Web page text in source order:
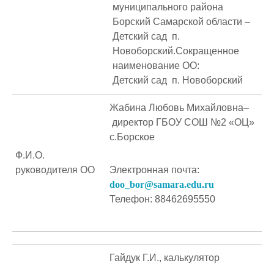
муниципального района
Борский Самарской области –
Детский сад п.
Новоборский.Сокращенное
наименование ОО:
Детский сад п. Новоборский
Ф.И.О.
руководителя ОО
Жабина Любовь Михайловна–
директор ГБОУ СОШ №2 «ОЦ»
с.Борское
Электронная почта:
doo_bor@samara.edu.ru
Телефон: 88462695550
Гайдук Г.И., калькулятор